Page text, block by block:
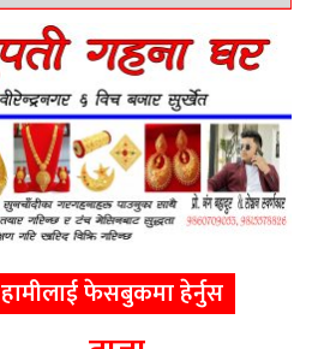
हामीलाई फेसबुकमा हेर्नुस